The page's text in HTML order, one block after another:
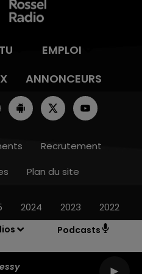
Podcasts
EMPLOI
ANNONCEURS
Recrutement
Plan du site
2024 2023 2022